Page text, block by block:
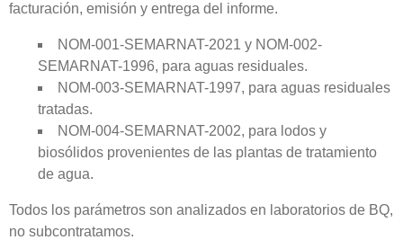
facturación, emisión y entrega del informe.
NOM-001-SEMARNAT-2021 y NOM-002-
SEMARNAT-1996, para aguas residuales.
NOM-003-SEMARNAT-1997, para aguas residuales
tratadas.
NOM-004-SEMARNAT-2002, para lodos y
biosólidos provenientes de las plantas de tratamiento
de agua.
Todos los parámetros son analizados en laboratorios de BQ,
no subcontratamos.